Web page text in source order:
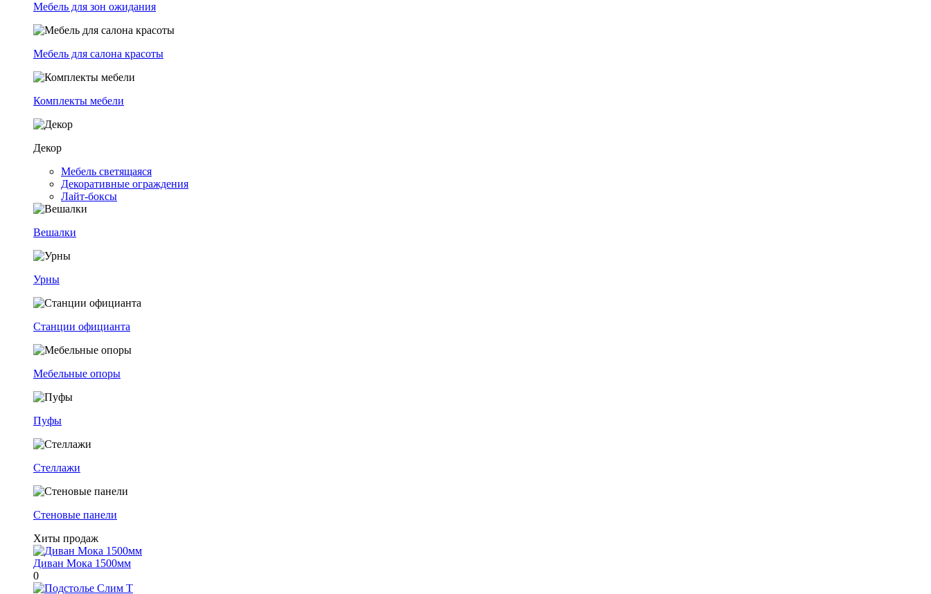
Мебель для зон ожидания
Мебель для салона красоты
Комплекты мебели
Декор
Мебель светящаяся
Декоративные ограждения
Лайт-боксы
Вешалки
Урны
Станции официанта
Мебельные опоры
Пуфы
Стеллажи
Стеновые панели
Хиты продаж
Диван Мока 1500мм
0